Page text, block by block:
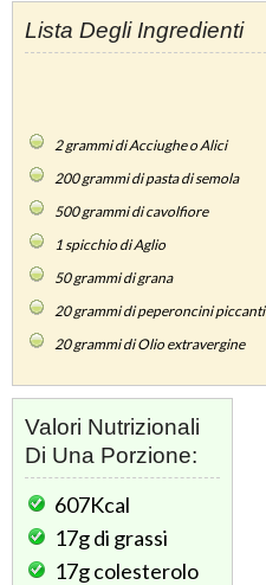
Lista Degli Ingredienti
2grammi di Acciughe o Alici
200grammi di pasta di semola
500grammi di cavolfiore
1spicchio di Aglio
50grammi di grana
20grammi di peperoncini piccanti
20grammi di Olio extravergine
Valori Nutrizionali
Di Una Porzione:
607Kcal
17gdi grassi
17gcolesterolo